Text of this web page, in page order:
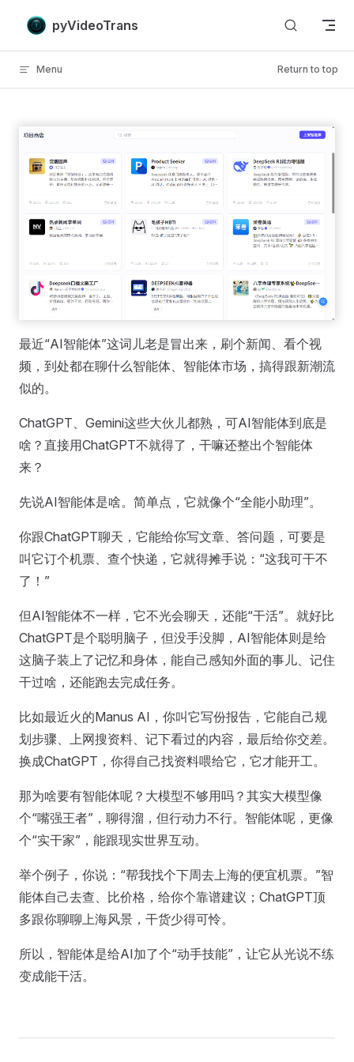
Skip to content
pyVideoTrans
Menu Return to top
最近“AI智能体”这词儿老是冒出来，刷个新闻、看个视
频，到处都在聊什么智能体、智能体市场，搞得跟新潮流
似的。
ChatGPT、Gemini这些大伙儿都熟，可AI智能体到底是
啥？直接用ChatGPT不就得了，干嘛还整出个智能体
来？
先说AI智能体是啥。简单点，它就像个“全能小助理”。
你跟ChatGPT聊天，它能给你写文章、答问题，可要是
叫它订个机票、查个快递，它就得摊手说：“这我可干不
了！”
但AI智能体不一样，它不光会聊天，还能“干活”。就好比
ChatGPT是个聪明脑子，但没手没脚，AI智能体则是给
这脑子装上了记忆和身体，能自己感知外面的事儿、记住
干过啥，还能跑去完成任务。
比如最近火的Manus AI，你叫它写份报告，它能自己规
划步骤、上网搜资料、记下看过的内容，最后给你交差。
换成ChatGPT，你得自己找资料喂给它，它才能开工。
那为啥要有智能体呢？大模型不够用吗？其实大模型像
个“嘴强王者”，聊得溜，但行动力不行。智能体呢，更像
个“实干家”，能跟现实世界互动。
举个例子，你说：“帮我找个下周去上海的便宜机票。”智
能体自己去查、比价格，给你个靠谱建议；ChatGPT顶
多跟你聊聊上海风景，干货少得可怜。
所以，智能体是给AI加了个“动手技能”，让它从光说不练
变成能干活。